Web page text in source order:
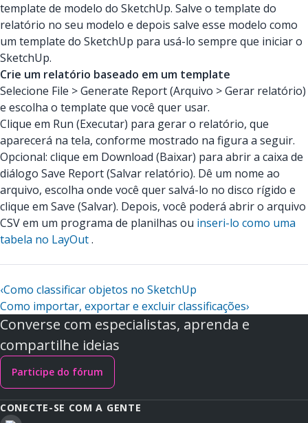
template de modelo do SketchUp. Salve o template do
relatório no seu modelo e depois salve esse modelo como
um template do SketchUp para usá-lo sempre que iniciar o
SketchUp.
Crie um relatório baseado em um template
Selecione File > Generate Report (Arquivo > Gerar relatório)
e escolha o template que você quer usar.
Clique em Run (Executar) para gerar o relatório, que
aparecerá na tela, conforme mostrado na figura a seguir.
Opcional: clique em Download (Baixar) para abrir a caixa de
diálogo Save Report (Salvar relatório). Dê um nome ao
arquivo, escolha onde você quer salvá-lo no disco rígido e
clique em Save (Salvar). Depois, você poderá abrir o arquivo
CSV em um programa de planilhas ou inseri-lo como uma
tabela no LayOut.
‹Como classificar objetos no SketchUp
Como importar, exportar e excluir classificações›
Converse com especialistas, aprenda e
compartilhe ideias
Participe do fórum
CONECTE-SE COM A GENTE